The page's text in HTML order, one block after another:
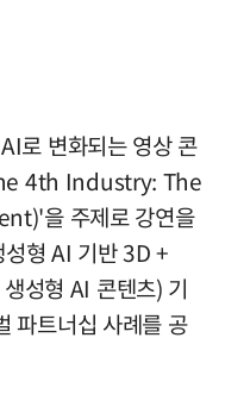
로 변화되는 영상 콘
4th Industry: The
을 주제로 강연을
형 AI 기반 3D +
성형 AI 콘텐츠) 기
파트너십 사례를 공